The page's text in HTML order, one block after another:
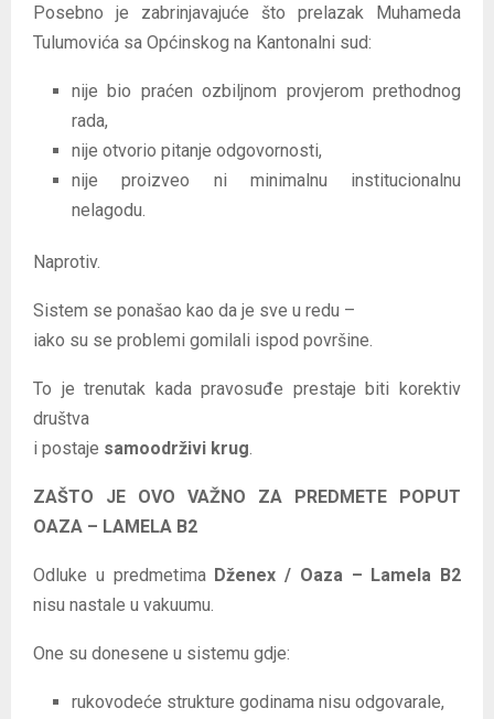
Posebno je zabrinjavajuće što prelazak Muhameda
Tulumovića sa Općinskog na Kantonalni sud:
nije bio praćen ozbiljnom provjerom prethodnog
rada,
nije otvorio pitanje odgovornosti,
nije proizveo ni minimalnu institucionalnu
nelagodu.
Naprotiv.
Sistem se ponašao kao da je sve u redu –
iako su se problemi gomilali ispod površine.
To je trenutak kada pravosuđe prestaje biti korektiv
društva
i postaje samoodrživi krug
ZAŠTO JE OVO VAŽNO ZA PREDMETE POPUT
OAZA – LAMELA B2
Odluke u predmetima Dženex / Oaza – Lamela B2
nisu nastale u vakuumu.
One su donesene u sistemu gdje:
rukovodeće strukture godinama nisu odgovarale,